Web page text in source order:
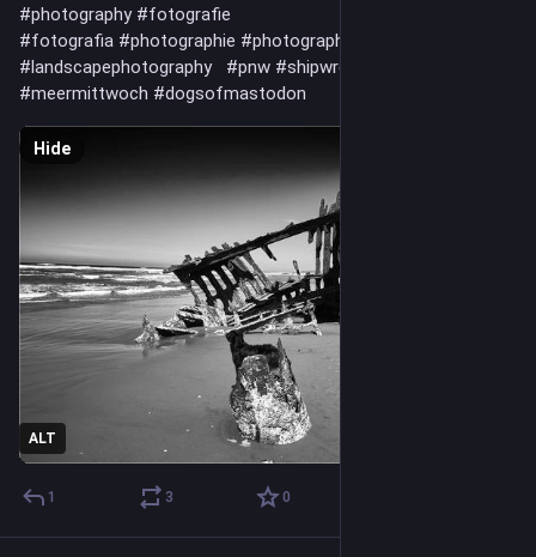
#photography #fotografie
#fotografia #photographie #photography
#landscapephotography #pnw #shipwreck
#meermittwoch #dogsofmastodon
ALT
Hide
1 3 0